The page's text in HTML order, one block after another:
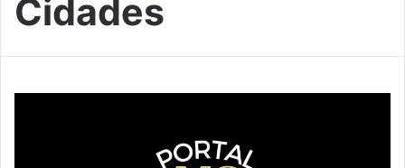
Cidades